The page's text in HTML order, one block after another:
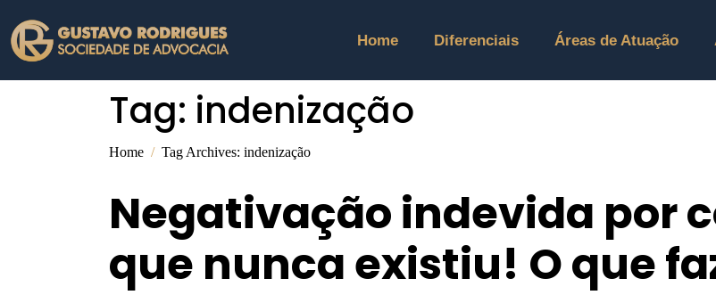
Home Diferenciais Áreas de Atuação
Tag: indenização
Home Tag Archives: indenização
Negativação indevida por
que nunca existiu! O que